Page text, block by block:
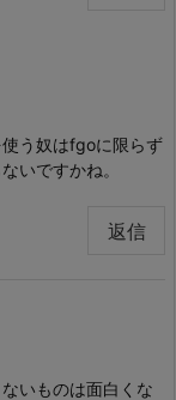
う奴はfgoに限らず
いですかね。
返信
いものは面白くな